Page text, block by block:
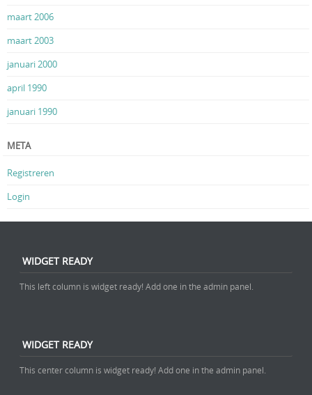
maart 2006
maart 2003
januari 2000
april 1990
januari 1990
META
Registreren
Login
WIDGET READY
This left column is widget ready! Add one in the admin panel.
WIDGET READY
This center column is widget ready! Add one in the admin panel.